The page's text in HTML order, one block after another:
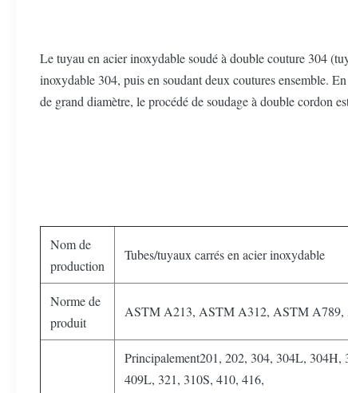
Le tuyau en acier inoxydable soudé à double couture 304
inoxydable 304, puis en soudant deux coutures ensemble.
de grand diamètre, le procédé de soudage à double cordon
Nom de
production
Tubes/tuyaux carrés en acier inoxydable
Norme de
produit
ASTM A213, ASTM A312, ASTM
Principalement201, 202, 304, 304L,
409L, 321, 310S, 410, 416,